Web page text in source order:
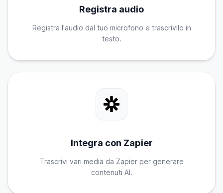
Registra audio
Registra l'audio dal tuo microfono e trascrivilo in
testo.
Integra con Zapier
Trascrivi vari media da Zapier per generare
contenuti AI.